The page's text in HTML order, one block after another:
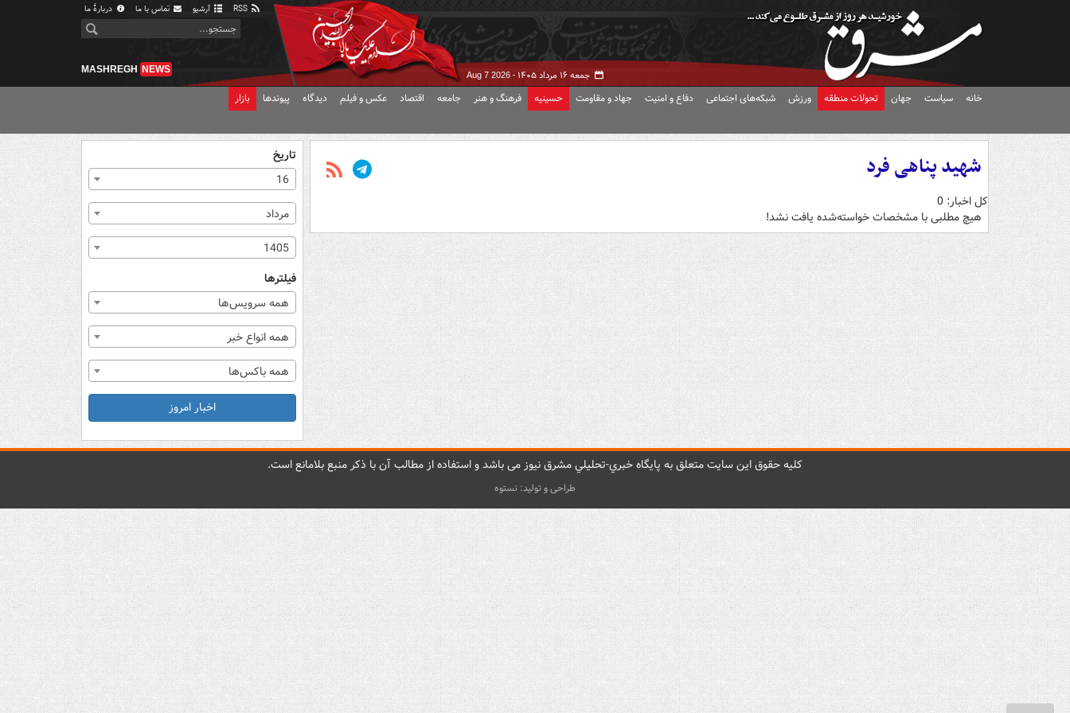
آرشیو تماس با ما دربارهٔ ما
جمعه ۱۶ مرداد ۱۴۰۵ - Aug 7 2026
MASHREGH NEWS
خانه سیاست جهان تحولات منطقه ورزش شبکه‌های اجتماعی دفاع و امنیت جهاد و مقاومت حسینیه فرهنگ و هنر جامعه اقتصاد عکس و فیلم دیدگاه پیوندها بازار
شهید پناهی فرد
کل اخبار: 0
هیچ مطلبی با مشخصات خواسته‌شده یافت نشد!
تاریخ
16
مرداد
1405
فیلترها
همه سرویس‌ها
همه انواع خبر
همه باکس‌ها
اخبار امروز
کليه حقوق اين سايت متعلق به پایگاه خبري-تحليلي مشرق نيوز می باشد و استفاده از مطالب آن با ذکر منبع بلامانع است.
طراحی و تولید: نستوه